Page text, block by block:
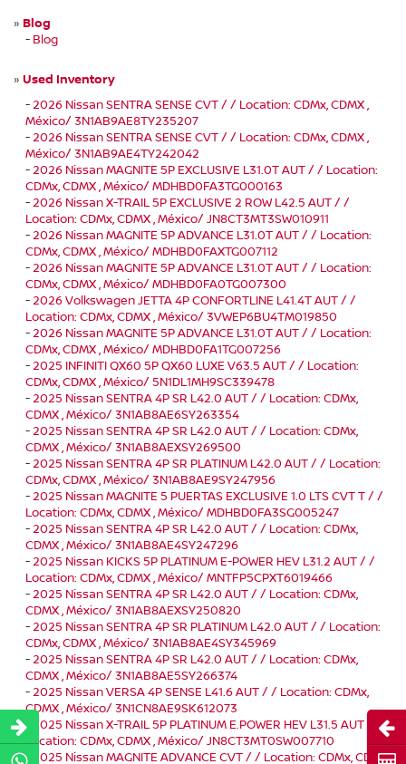
» Blog
- Blog
» Used Inventory
-2026 Nissan SENTRA SENSE CVT / / Location: CDMx, CDMX ,
México/ 3N1AB9AE8TY235207
-2026 Nissan SENTRA SENSE CVT / / Location: CDMx, CDMX ,
México/ 3N1AB9AE4TY242042
-2026 Nissan MAGNITE 5P EXCLUSIVE L31.0T AUT / / Location:
CDMx, CDMX , México/ MDHBD0FA3TG000163
-2026 Nissan X-TRAIL 5P EXCLUSIVE 2 ROW L42.5 AUT / /
Location: CDMx, CDMX , México/ JN8CT3MT3SW010911
-2026 Nissan MAGNITE 5P ADVANCE L31.0T AUT / / Location:
CDMx, CDMX , México/ MDHBD0FAXTG007112
-2026 Nissan MAGNITE 5P ADVANCE L31.0T AUT / / Location:
CDMx, CDMX , México/ MDHBD0FA0TG007300
-2026 Volkswagen JETTA 4P CONFORTLINE L41.4T AUT / /
Location: CDMx, CDMX , México/ 3VWEP6BU4TM019850
-2026 Nissan MAGNITE 5P ADVANCE L31.0T AUT / / Location:
CDMx, CDMX , México/ MDHBD0FA1TG007256
-2025 INFINITI QX60 5P QX60 LUXE V63.5 AUT / / Location:
CDMx, CDMX , México/ 5N1DL1MH9SC339478
-2025 Nissan SENTRA 4P SR L42.0 AUT / / Location: CDMx,
CDMX , México/ 3N1AB8AE6SY263354
-2025 Nissan SENTRA 4P SR L42.0 AUT / / Location: CDMx,
CDMX , México/ 3N1AB8AEXSY269500
-2025 Nissan SENTRA 4P SR PLATINUM L42.0 AUT / / Location:
CDMx, CDMX , México/ 3N1AB8AE9SY247956
-2025 Nissan MAGNITE 5 PUERTAS EXCLUSIVE 1.0 LTS CVT T / /
Location: CDMx, CDMX , México/ MDHBD0FA3SG005247
-2025 Nissan SENTRA 4P SR L42.0 AUT / / Location: CDMx,
CDMX , México/ 3N1AB8AE4SY247296
-2025 Nissan KICKS 5P PLATINUM E-POWER HEV L31.2 AUT / /
Location: CDMx, CDMX , México/ MNTFP5CPXT6019466
-2025 Nissan SENTRA 4P SR L42.0 AUT / / Location: CDMx,
CDMX , México/ 3N1AB8AEXSY250820
-2025 Nissan SENTRA 4P SR PLATINUM L42.0 AUT / / Location:
CDMx, CDMX , México/ 3N1AB8AE4SY345969
-2025 Nissan SENTRA 4P SR L42.0 AUT / / Location: CDMx,
CDMX , México/ 3N1AB8AE5SY266374
-2025 Nissan VERSA 4P SENSE L41.6 AUT / / Location: CDMx,
CDMX , México/ 3N1CN8AE9SK612073
-
2025 Nissan X-TRAIL 5P PLATINUM E.POWER HEV L31.5 AUT / /
Location: CDMx, CDMX , México/ JN8CT3MT0SW007710
-
2025 Nissan MAGNITE ADVANCE CVT / / Location: CDMx, CDMX